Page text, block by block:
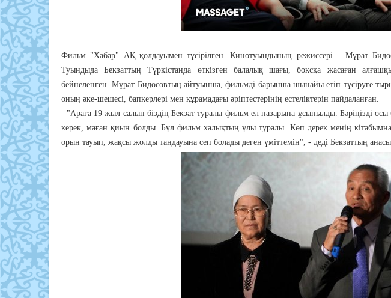
Фильм "Хабар" АҚ қолдауымен түсірілген. Кинотуындының режиссері – Мұрат
Туындыда Бекзаттың Түркістанда өткізген балалық шағы, боксқа жасаған
бейнеленген. Мұрат Бидосовтың айтуынша, фильмді барынша шынайы етіп түсіруге
оның әке-шешесі, бапкерлері мен құрамадағы әріптестерінің естеліктерін пайдаланған.
"Араға 19 жыл салып біздің Бекзат туралы фильм ел назарына ұсынылды. Бәріңізді
керек, маған қиын болды. Бұл фильм халықтың ұлы туралы. Көп дерек менің
орын тауып, жақсы жолды таңдауына сеп болады деген үміттемін", - деді Бекзаттың